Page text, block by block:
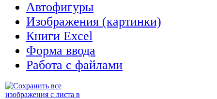
Автофигуры
Изображения (картинки)
Книги Excel
Форма ввода
Работа с файлами